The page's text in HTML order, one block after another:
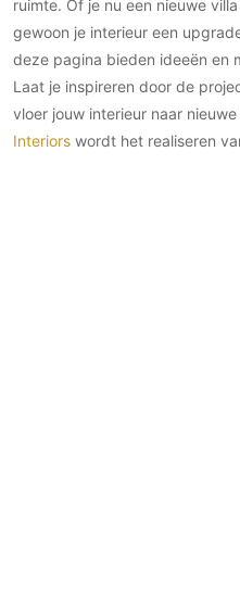
ruimte. Of je nu een nieuwe
gewoon je interieur een
deze pagina bieden ideeën en
Laat je inspireren door de
vloer jouw interieur naar
Interiors wordt het realiseren